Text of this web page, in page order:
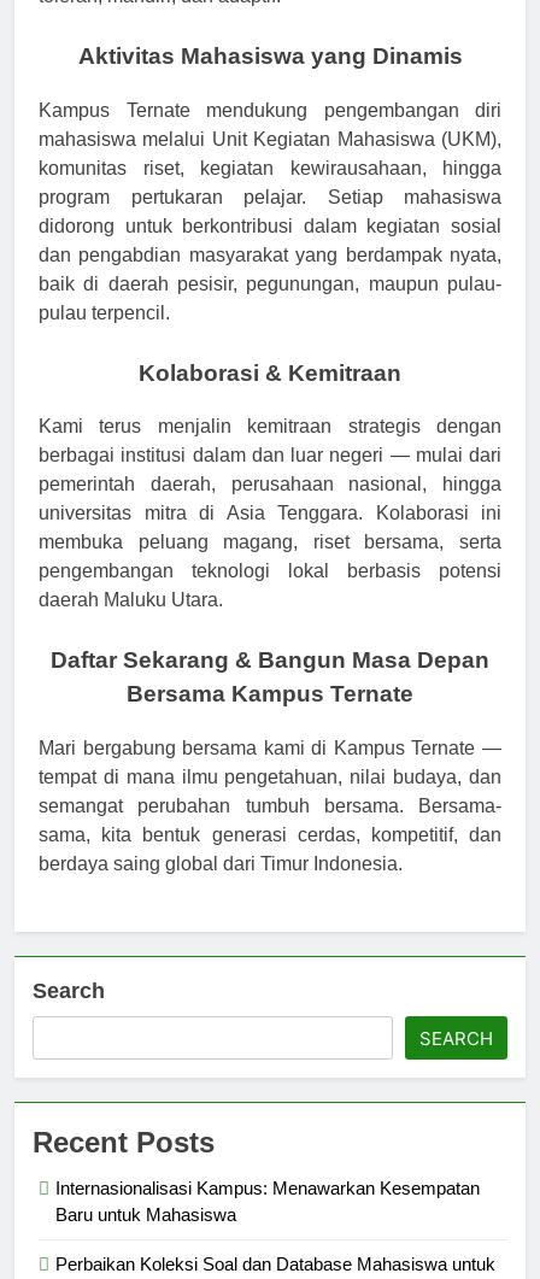
Aktivitas Mahasiswa yang Dinamis
Kampus Ternate mendukung pengembangan diri
mahasiswa melalui Unit Kegiatan Mahasiswa (UKM),
komunitas riset, kegiatan kewirausahaan, hingga
program pertukaran pelajar. Setiap mahasiswa
didorong untuk berkontribusi dalam kegiatan sosial
dan pengabdian masyarakat yang berdampak nyata,
baik di daerah pesisir, pegunungan, maupun pulau-
pulau terpencil.
Kolaborasi & Kemitraan
Kami terus menjalin kemitraan strategis dengan
berbagai institusi dalam dan luar negeri — mulai dari
pemerintah daerah, perusahaan nasional, hingga
universitas mitra di Asia Tenggara. Kolaborasi ini
membuka peluang magang, riset bersama, serta
pengembangan teknologi lokal berbasis potensi
daerah Maluku Utara.
Daftar Sekarang & Bangun Masa Depan
Bersama Kampus Ternate
Mari bergabung bersama kami di Kampus Ternate —
tempat di mana ilmu pengetahuan, nilai budaya, dan
semangat perubahan tumbuh bersama. Bersama-
sama, kita bentuk generasi cerdas, kompetitif, dan
berdaya saing global dari Timur Indonesia.
Search
SEARCH
Recent Posts
Internasionalisasi Kampus: Menawarkan Kesempatan
Baru untuk Mahasiswa
Perbaikan Koleksi Soal dan Database Mahasiswa untuk